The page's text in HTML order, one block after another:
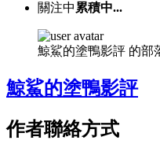
關注中 累積中...
鯨鯊的塗鴨影評 的部
鯨鯊的塗鴨影評
作者聯絡方式